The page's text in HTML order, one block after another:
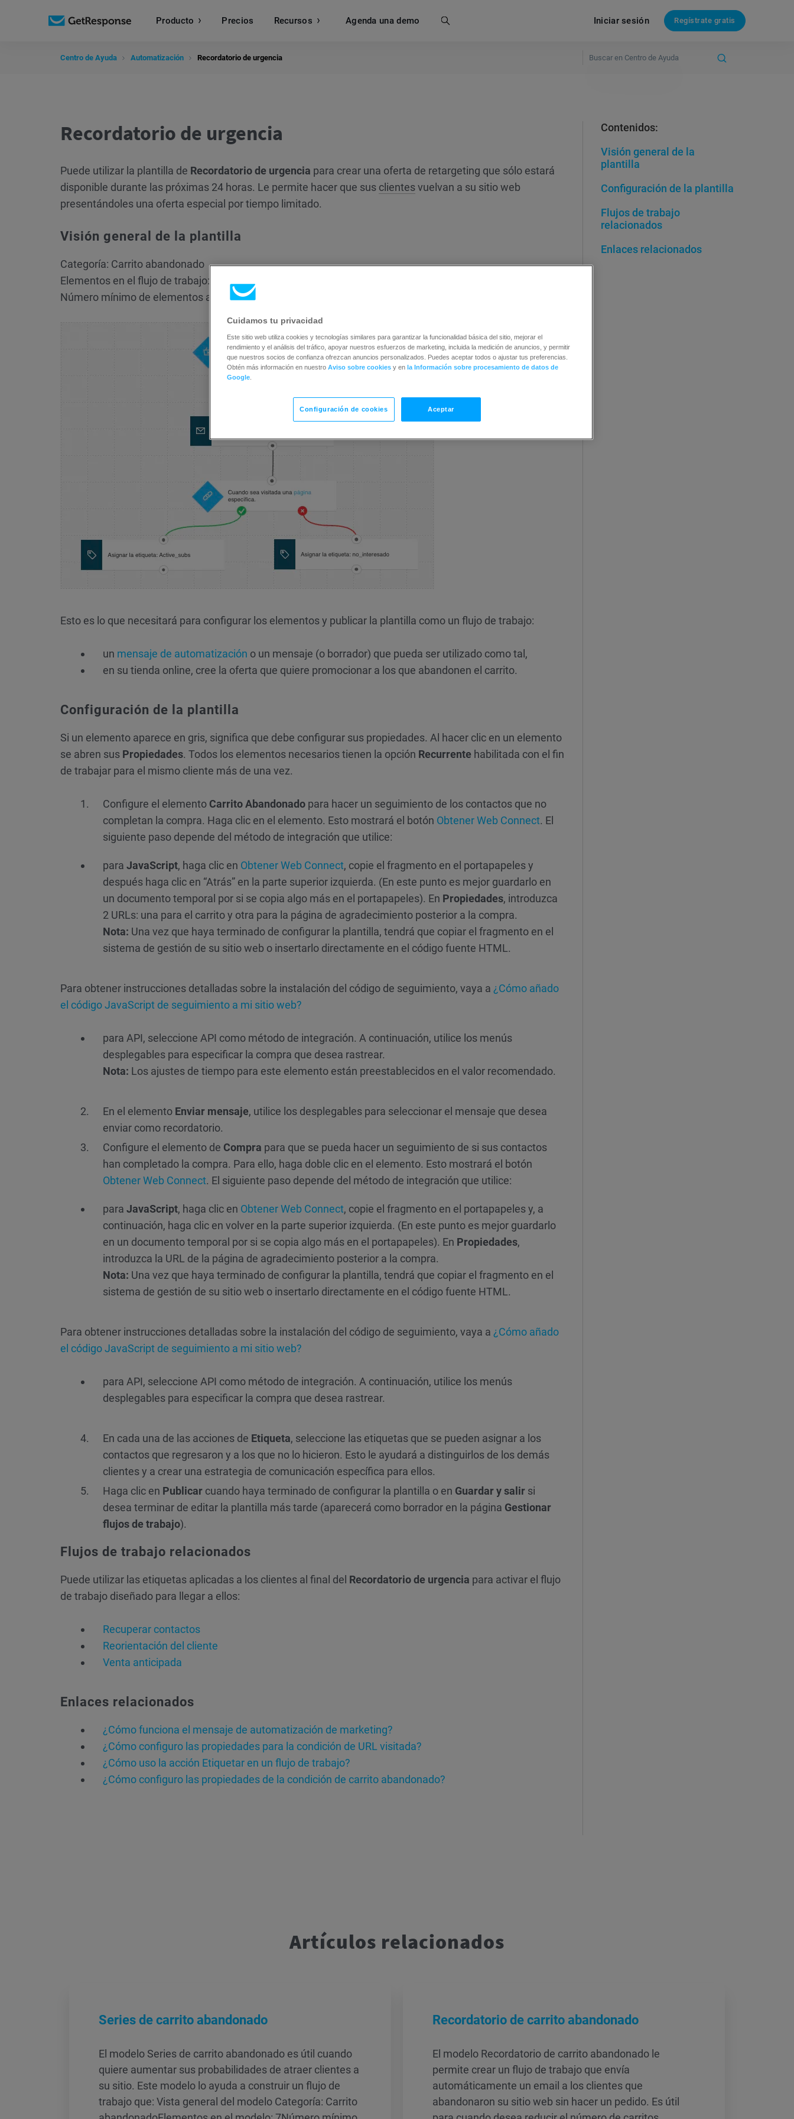
Producto Precios Recursos Agenda una demo
Buscar Iniciar sesión Regístrate gratis
Centro de Ayuda Automatización Recordatorio de urgencia
Contenidos:
Visión general de la
plantilla
Configuración de la plantilla
Flujos de trabajo
relacionados
Enlaces relacionados
Recordatorio de urgencia
Puede utilizar la plantilla de Recordatorio de urgencia para crear una oferta de retargeting que sólo estará
disponible durante las próximas 24 horas. Le permite hacer que sus clientesvuelvan a su sitio web
presentándoles una oferta especial por tiempo limitado.
Visión general de la plantilla
Categoría: Carrito abandonado
Elementos en el flujo de trabajo: 5
Número mínimo de elementos a configurar: 5
Esto es lo que necesitará para configurar los elementos y publicar la plantilla como un flujo de trabajo:
un mensaje de automatización o un mensaje (o borrador) que pueda ser utilizado como tal,
en su tienda online, cree la oferta que quiere promocionar a los que abandonen el carrito.
Configuración de la plantilla
Si un elemento aparece en gris, significa que debe configurar sus propiedades. Al hacer clic en un elemento
se abren sus Propiedades. Todos los elementos necesarios tienen la opción Recurrente habilitada con el fin
de trabajar para el mismo cliente más de una vez.
Configure el elemento Carrito Abandonado para hacer un seguimiento de los contactos que no
completan la compra. Haga clic en el elemento. Esto mostrará el botón Obtener Web Connect. El
siguiente paso depende del método de integración que utilice:
para JavaScript, haga clic en Obtener Web Connect, copie el fragmento en el portapapeles y
después haga clic en “Atrás” en la parte superior izquierda. (En este punto es mejor guardarlo en
un documento temporal por si se copia algo más en el portapapeles). En Propiedades, introduzca
2 URLs: una para el carrito y otra para la página de agradecimiento posterior a la compra.
Nota: Una vez que haya terminado de configurar la plantilla, tendrá que copiar el fragmento en el
sistema de gestión de su sitio web o insertarlo directamente en el código fuente HTML.
Para obtener instrucciones detalladas sobre la instalación del código de seguimiento, vaya a ¿Cómo añado
el código JavaScript de seguimiento a mi sitio web?
para API, seleccione API como método de integración. A continuación, utilice los menús
desplegables para especificar la compra que desea rastrear.
Nota: Los ajustes de tiempo para este elemento están preestablecidos en el valor recomendado.
En el elemento Enviar mensaje, utilice los desplegables para seleccionar el mensaje que desea
enviar como recordatorio.
Configure el elemento de Compra para que se pueda hacer un seguimiento de si sus contactos
han completado la compra. Para ello, haga doble clic en el elemento. Esto mostrará el botón
Obtener Web Connect. El siguiente paso depende del método de integración que utilice:
para JavaScript, haga clic en Obtener Web Connect, copie el fragmento en el portapapeles y, a
continuación, haga clic en volver en la parte superior izquierda. (En este punto es mejor guardarlo
en un documento temporal por si se copia algo más en el portapapeles). En Propiedades,
introduzca la URL de la página de agradecimiento posterior a la compra.
Nota: Una vez que haya terminado de configurar la plantilla, tendrá que copiar el fragmento en el
sistema de gestión de su sitio web o insertarlo directamente en el código fuente HTML.
Para obtener instrucciones detalladas sobre la instalación del código de seguimiento, vaya a ¿Cómo añado
el código JavaScript de seguimiento a mi sitio web?
para API, seleccione API como método de integración. A continuación, utilice los menús
desplegables para especificar la compra que desea rastrear.
En cada una de las acciones de Etiqueta, seleccione las etiquetas que se pueden asignar a los
contactos que regresaron y a los que no lo hicieron. Esto le ayudará a distinguirlos de los demás
clientes y a crear una estrategia de comunicación específica para ellos.
Haga clic en Publicar cuando haya terminado de configurar la plantilla o en Guardar y salir si
desea terminar de editar la plantilla más tarde (aparecerá como borrador en la página Gestionar
flujos de trabajo).
Flujos de trabajo relacionados
Puede utilizar las etiquetas aplicadas a los clientes al final del Recordatorio de urgencia para activar el flujo
de trabajo diseñado para llegar a ellos:
Recuperar contactos
Reorientación del cliente
Venta anticipada
Enlaces relacionados
¿Cómo funciona el mensaje de automatización de marketing?
¿Cómo configuro las propiedades para la condición de URL visitada?
¿Cómo uso la acción Etiquetar en un flujo de trabajo?
¿Cómo configuro las propiedades de la condición de carrito abandonado?
Artículos relacionados
Series de carrito abandonado
El modelo Series de carrito abandonado es útil cuando
quiere aumentar sus probabilidades de atraer clientes a
su sitio. Este modelo lo ayuda a construir un flujo de
trabajo que: Vista general del modelo Categoría: Carrito
Recordatorio de carrito abandonado
El modelo Recordatorio de carrito abandonado le
permite crear un flujo de trabajo que envía
automáticamente un email a los clientes que
abandonaron su sitio web sin hacer un pedido. Es útil
Cuidamos tu privacidad
Este sitio web utiliza cookies y tecnologías similares para garantizar la funcionalidad básica del sitio, mejorar el
rendimiento y el análisis del tráfico, apoyar nuestros esfuerzos de marketing, incluida la medición de anuncios, y permitir
que nuestros socios de confianza ofrezcan anuncios personalizados. Puedes aceptar todos o ajustar tus preferencias.
Obtén más información en nuestro Aviso sobre cookies y en la Información sobre procesamiento de datos de
Google
Configuración de cookies Aceptar